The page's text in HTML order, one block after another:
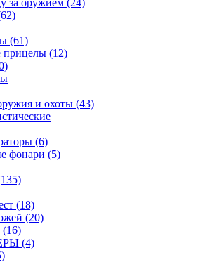
за оружием (24)
(61)
прицелы (12)
и охоты (43)
(6)
фонари (5)
(18)
(20)
(16)
(4)